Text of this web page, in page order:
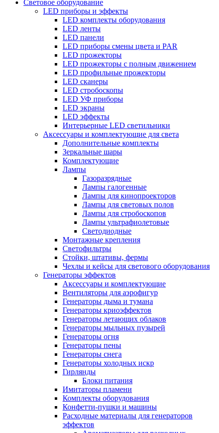
Световое оборудование
LED приборы и эффекты
LED комплекты оборудования
LED ленты
LED панели
LED приборы смены цвета и PAR
LED прожекторы
LED прожекторы с полным движением
LED профильные прожекторы
LED сканеры
LED стробоскопы
LED УФ приборы
LED экраны
LED эффекты
Интерьерные LED светильники
Аксессуары и комплектующие для света
Дополнительные комплекты
Зеркальные шары
Комплектующие
Лампы
Газоразрядные
Лампы галогенные
Лампы для кинопроекторов
Лампы для световых полов
Лампы для стробоскопов
Лампы ультрафиолетовые
Светодиодные
Монтажные крепления
Светофильтры
Стойки, штативы, фермы
Чехлы и кейсы для светового оборудования
Генераторы эффектов
Аксессуары и комплектующие
Вентиляторы для аэрофигур
Генераторы дыма и тумана
Генераторы криоэффектов
Генераторы летающих облаков
Генераторы мыльных пузырей
Генераторы огня
Генераторы пены
Генераторы снега
Генераторы холодных искр
Гирлянды
Блоки питания
Имитаторы пламени
Комплекты оборудования
Конфетти-пушки и машины
Расходные материалы для генераторов
эффектов